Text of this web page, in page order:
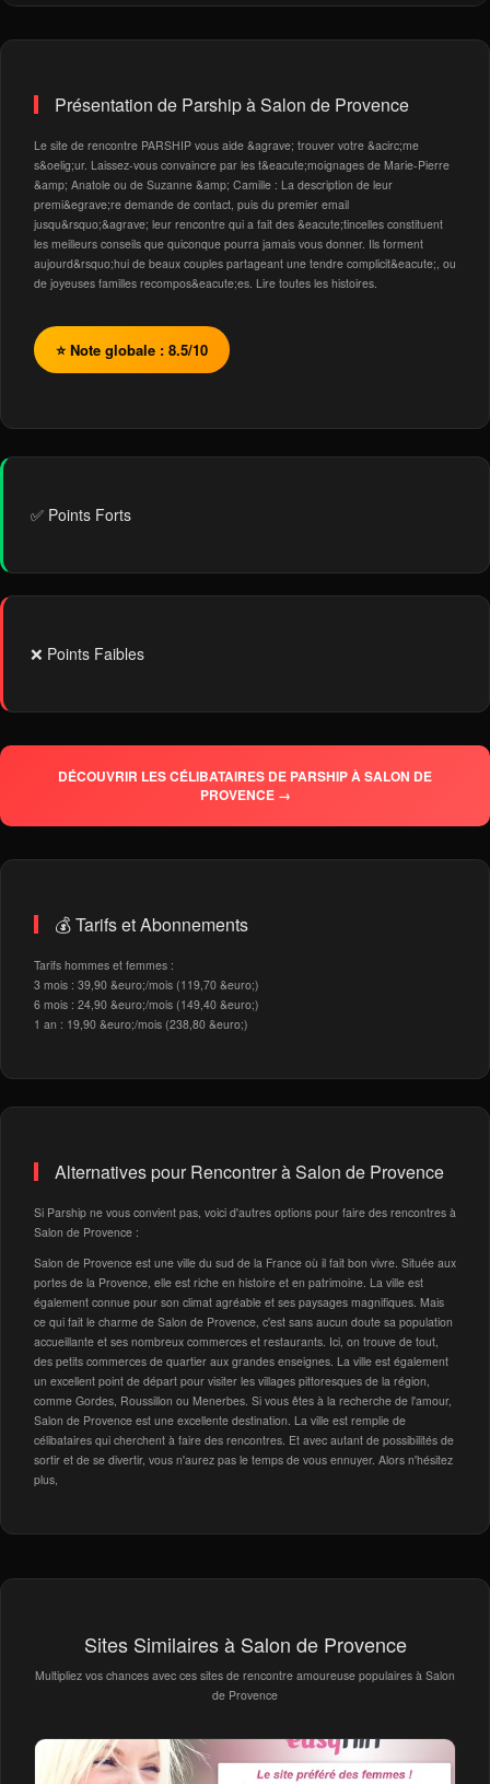
Présentation de Parship à Salon de Provence
Le site de rencontre PARSHIP vous aide &agrave; trouver votre &acirc;me
s&oelig;ur. Laissez-vous convaincre par les t&eacute;moignages de Marie-Pierre
&amp; Anatole ou de Suzanne &amp; Camille : La description de leur
premi&egrave;re demande de contact, puis du premier email
jusqu&rsquo;&agrave; leur rencontre qui a fait des &eacute;tincelles constituent
les meilleurs conseils que quiconque pourra jamais vous donner. Ils forment
aujourd&rsquo;hui de beaux couples partageant une tendre complicit&eacute;, ou
de joyeuses familles recompos&eacute;es. Lire toutes les histoires.
⭐ Note globale : 8.5/10
✅ Points Forts
❌ Points Faibles
DÉCOUVRIR LES CÉLIBATAIRES DE PARSHIP À SALON DE
PROVENCE →
💰 Tarifs et Abonnements
Tarifs hommes et femmes :
3 mois : 39,90 &euro;/mois (119,70 &euro;)
6 mois : 24,90 &euro;/mois (149,40 &euro;)
1 an : 19,90 &euro;/mois (238,80 &euro;)
Alternatives pour Rencontrer à Salon de Provence
Si Parship ne vous convient pas, voici d'autres options pour faire des rencontres à
Salon de Provence :
Salon de Provence est une ville du sud de la France où il fait bon vivre. Située aux
portes de la Provence, elle est riche en histoire et en patrimoine. La ville est
également connue pour son climat agréable et ses paysages magnifiques. Mais
ce qui fait le charme de Salon de Provence, c'est sans aucun doute sa population
accueillante et ses nombreux commerces et restaurants. Ici, on trouve de tout,
des petits commerces de quartier aux grandes enseignes. La ville est également
un excellent point de départ pour visiter les villages pittoresques de la région,
comme Gordes, Roussillon ou Menerbes. Si vous êtes à la recherche de l'amour,
Salon de Provence est une excellente destination. La ville est remplie de
célibataires qui cherchent à faire des rencontres. Et avec autant de possibilités de
sortir et de se divertir, vous n'aurez pas le temps de vous ennuyer. Alors n'hésitez
plus,
Sites Similaires à Salon de Provence
Multipliez vos chances avec ces sites de rencontre amoureuse populaires à Salon
de Provence